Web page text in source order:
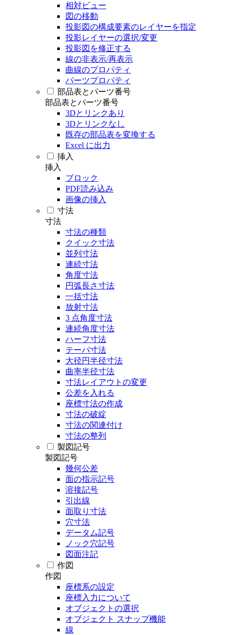
相対ビュー
図の移動
投影図の構成要素のレイヤーを指定
投影レイヤーの選択/変更
投影図を修正する
線の非表示/再表示
曲線のプロパティ
パーツプロパティ
部品表とパーツ番号
部品表とパーツ番号
3Dとリンクあり
3Dとリンクなし
既存の部品表を変換する
Excel に出力
挿入
挿入
ブロック
PDF読み込み
画像の挿入
寸法
寸法
寸法の種類
クイック寸法
並列寸法
連続寸法
角度寸法
円弧長さ寸法
一括寸法
放射寸法
3 点角度寸法
連続角度寸法
ハーフ寸法
テーパ寸法
大径円半径寸法
曲率半径寸法
寸法レイアウトの変更
公差を入れる
座標寸法の作成
寸法の破綻
寸法の関連付け
寸法の整列
製図記号
製図記号
幾何公差
面の指示記号
溶接記号
引出線
面取り寸法
穴寸法
データム記号
ノック穴記号
図面注記
作図
作図
座標系の設定
座標入力について
オブジェクトの選択
オブジェクト スナップ機能
線